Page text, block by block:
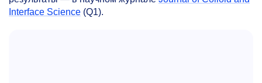
Interface Science (Q1).